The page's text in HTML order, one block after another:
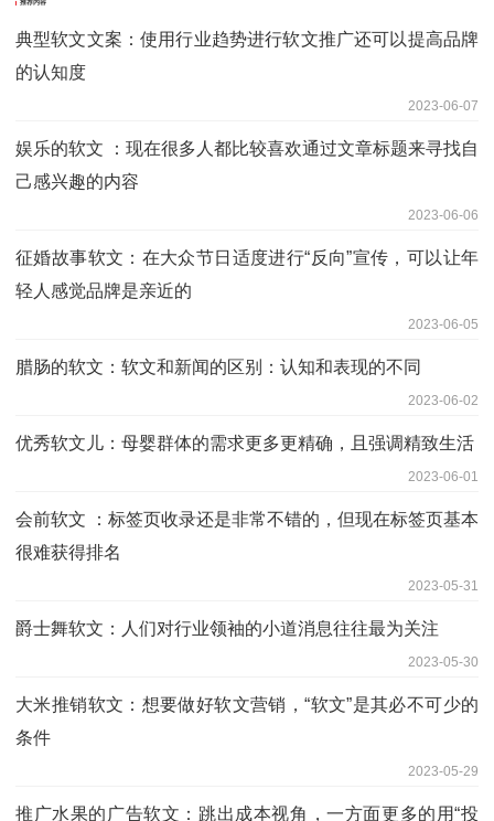
推荐内容
典型软文文案：使用行业趋势进行软文推广还可以提高品牌
的认知度
2023-06-07
娱乐的软文 ：现在很多人都比较喜欢通过文章标题来寻找自
己感兴趣的内容
2023-06-06
征婚故事软文：在大众节日适度进行“反向”宣传，可以让年
轻人感觉品牌是亲近的
2023-06-05
腊肠的软文：软文和新闻的区别：认知和表现的不同
2023-06-02
优秀软文儿：母婴群体的需求更多更精确，且强调精致生活
2023-06-01
会前软文 ：标签页收录还是非常不错的，但现在标签页基本
很难获得排名
2023-05-31
爵士舞软文：人们对行业领袖的小道消息往往最为关注
2023-05-30
大米推销软文：想要做好软文营销，“软文”是其必不可少的
条件
2023-05-29
推广水果的广告软文：跳出成本视角，一方面更多的用“投